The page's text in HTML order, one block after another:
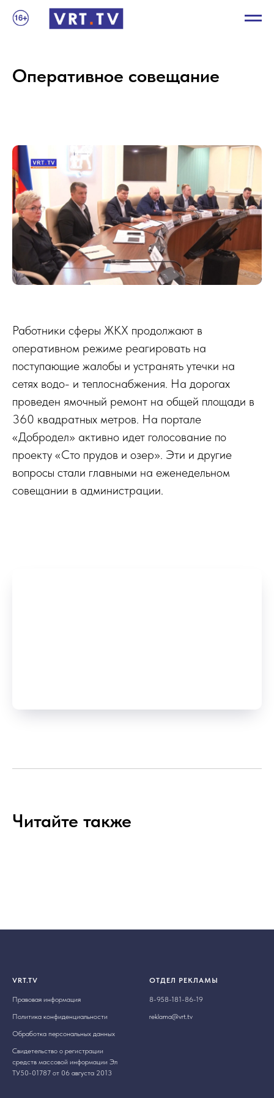
Оперативное совещание
Работники сферы ЖКХ продолжают в
оперативном режиме реагировать на
поступающие жалобы и устранять утечки на
сетях водо- и теплоснабжения. На дорогах
проведен ямочный ремонт на общей площади в
360 квадратных метров. На портале
«Добродел» активно идет голосование по
проекту «Сто прудов и озер». Эти и другие
вопросы стали главными на еженедельном
совещании в администрации.
Читайте также
VRT.TV
Правовая информация
Политика конфиденциальности
Обработка персональных данных
Свидетельство о регистрации
средств массовой информации Эл
ТУ50-01787 от 06 августа 2013
ОТДЕЛ РЕКЛАМЫ
8-958-181-86-19
reklama@vrt.tv